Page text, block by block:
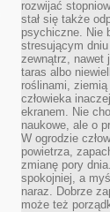
rozwijać
stał się także
psychiczne. Nie
stresującym
zewnątrz, nawet
taras albo
roślinami, ziemią
człowieka
ekranem. Nie
naukowe, ale o
W ogrodzie
powietrza,
zmianę pory
spokojniej, a
naraz. Dobrze
może też